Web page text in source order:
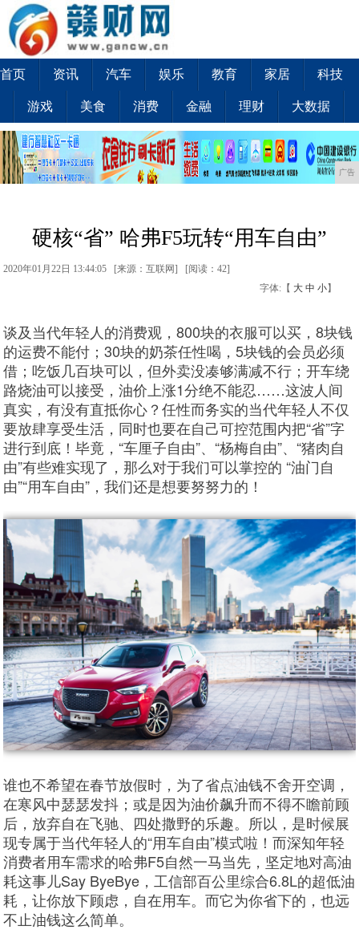
首页 资讯 汽车 娱乐 教育 家居 科技
游戏 美食 消费 金融 理财 大数据
广告
硬核“省” 哈弗F5玩转“用车自由”
2020年01月22日 13:44:05 [来源：互联网] [阅读：42]
字体:【 大 中 小】
谈及当代年轻人的消费观，800块的衣服可以买，8块钱
的运费不能付；30块的奶茶任性喝，5块钱的会员必须
借；吃饭几百块可以，但外卖没凑够满减不行；开车绕
路烧油可以接受，油价上涨1分绝不能忍……这波人间
真实，有没有直抵你心？任性而务实的当代年轻人不仅
要放肆享受生活，同时也要在自己可控范围内把“省”字
进行到底！毕竟，“车厘子自由”、“杨梅自由”、“猪肉自
由”有些难实现了，那么对于我们可以掌控的 “油门自
由”“用车自由”，我们还是想要努努力的！
谁也不希望在春节放假时，为了省点油钱不舍开空调，
在寒风中瑟瑟发抖；或是因为油价飙升而不得不瞻前顾
后，放弃自在飞驰、四处撒野的乐趣。所以，是时候展
现专属于当代年轻人的“用车自由”模式啦！而深知年轻
消费者用车需求的哈弗F5自然一马当先，坚定地对高油
耗这事儿Say ByeBye，工信部百公里综合6.8L的超低油
耗，让你放下顾虑，自在用车。而它为你省下的，也远
不止油钱这么简单。